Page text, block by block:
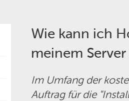
Wie kann ich
meinem
Im Umfang der
Auftrag für die